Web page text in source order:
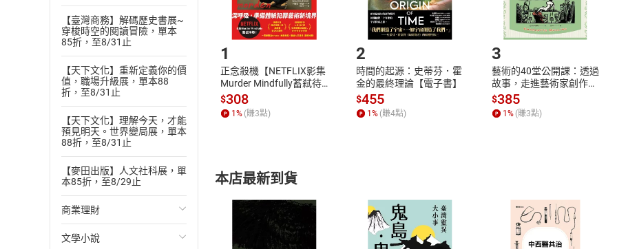
【臺灣商務】解碼歷史書展~
穿梭時空的閱讀冒險，單本
85折，至8/31止
【天下文化】重新定義你的價
值，職場升級展，單本88
折，至8/31止
【天下文化】理解今天，才能
預見明天。世界變局展，單本
88折，至8/31止
【麥田出版】人文社科展，單
本85折，至8/29止
商業理財
投資理財
文學小說
第二十二章：伯樂一顧，其價十倍——古代名人代言廣告
第二十三章：廣告一路走來——古代廣告面面觀
作者簡介
劉峰
出版人，副編審，中國法制出版社編輯五部主任。擁有史學和法律雙重背景，遊
數家報刊雜誌皆有專欄。曾策劃、編輯出版法學學術圖書，現致力於法律和社科圖
朗讀者簡介
域，參演作品有：有聲漫畫《人類改造計畫》、臺灣吧《小黑啤玩台灣》系列影
FINAL》中飾演神威一角。
2020年起參與有聲書錄製，作品包括《疾病密碼》、《田口護談待客之道》、《
作品賜教與工作聯絡信箱：hankvoiceover@gmail.com
Step1.選擇閱讀載具 Step2.登入
1
正念殺機【NETFLIX影集
Murder Mindfully蓄弒待
發】【電子書】
$308
1 % (賺3點)
2
時間的起源：史蒂芬．霍
金的最終理論【電子書】
$455
1 % (賺4點)
3
藝術的40堂公開課：透過
故事，走進藝術家創作現
場，看藝術如何誕生、如
何形塑人類生活【電子
書】
$385
1 % (賺3點)
本店最新到貨